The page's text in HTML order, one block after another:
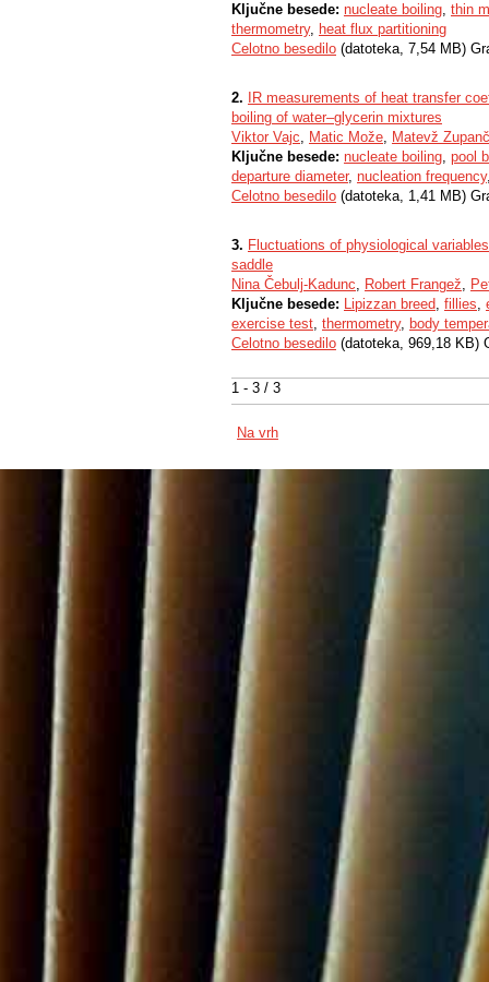
1 - 3 / 3
Ključne besede: nucleate boiling, thin
thermometry, heat flux partitioning
Celotno besedilo (datoteka, 7,54 MB)
2.
IR measurements of heat transfer
boiling of water–glycerin mixtures
Viktor Vajc, Matic Može, Matevž
Ključne besede: nucleate boiling, pool
departure diameter, nucleation frequency
Celotno besedilo (datoteka, 1,41 MB)
3. Fluctuations of physiological
saddle
Nina Čebulj-Kadunc, Robert Frangež,
Ključne besede: Lipizzan breed, fillies,
exercise test, thermometry, body
Celotno besedilo (datoteka, 969,18 KB)
Na vrh